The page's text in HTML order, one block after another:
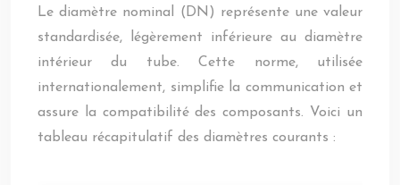
Le diamètre nominal (DN) représente une valeur
standardisée, légèrement inférieure au diamètre
intérieur du tube. Cette norme, utilisée
internationalement, simplifie la communication et
assure la compatibilité des composants. Voici un
tableau récapitulatif des diamètres courants :